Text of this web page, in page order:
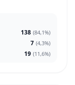
138 (84,1%)
7 (4,3%)
19 (11,6%)